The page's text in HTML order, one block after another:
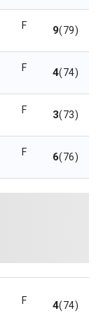
F 9(79)
F 4(74)
F 3(73)
F 6(76)
F 4(74)